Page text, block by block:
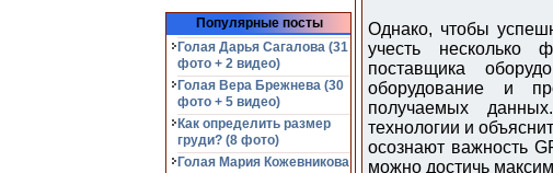
Популярные посты
Голая Дарья Сагалова (31
фото + 2 видео)
Голая Вера Брежнева (30
фото + 5 видео)
Как определить размер
груди? (8 фото)
Голая Мария Кожевникова
Однако, чтобы
учесть несколько
поставщика
оборудование и
получаемых
технологии и
осознают важность
можно достичь